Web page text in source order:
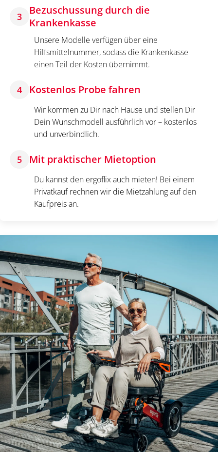
3
Bezuschussung durch die
Krankenkasse
Unsere Modelle verfügen über eine
Hilfsmittelnummer, sodass die Krankenkasse
einen Teil der Kosten übernimmt.
4 Kostenlos Probe fahren
Wir kommen zu Dir nach Hause und stellen Dir
Dein Wunschmodell ausführlich vor – kostenlos
und unverbindlich.
5 Mit praktischer Mietoption
Du kannst den ergoflix auch mieten! Bei einem
Privatkauf rechnen wir die Mietzahlung auf den
Kaufpreis an.